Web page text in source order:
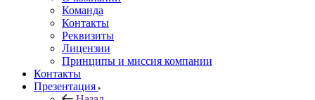
Команда
Контакты
Реквизиты
Лицензии
Принципы и миссия компании
Контакты
Презентация